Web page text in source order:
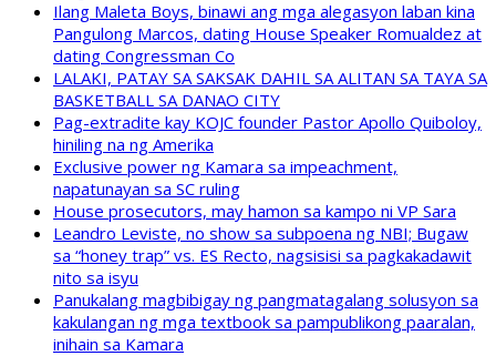
Ilang Maleta Boys, binawi ang mga alegasyon laban kina
Pangulong Marcos, dating House Speaker Romualdez at
dating Congressman Co
LALAKI, PATAY SA SAKSAK DAHIL SA ALITAN SA TAYA SA
BASKETBALL SA DANAO CITY
Pag-extradite kay KOJC founder Pastor Apollo Quiboloy,
hiniling na ng Amerika
Exclusive power ng Kamara sa impeachment,
napatunayan sa SC ruling
House prosecutors, may hamon sa kampo ni VP Sara
Leandro Leviste, no show sa subpoena ng NBI; Bugaw
sa “honey trap” vs. ES Recto, nagsisisi sa pagkakadawit
nito sa isyu
Panukalang magbibigay ng pangmatagalang solusyon sa
kakulangan ng mga textbook sa pampublikong paaralan,
inihain sa Kamara